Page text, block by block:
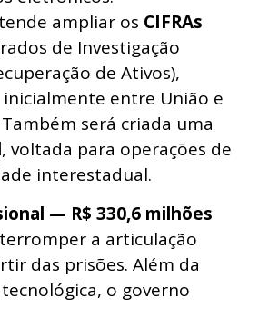
ampliar os CIFRAs
de Investigação
de Ativos),
entre União e
será criada uma
, voltada para operações de
interestadual.
— R$ 330,6 milhões
a articulação
das prisões. Além da
o governo